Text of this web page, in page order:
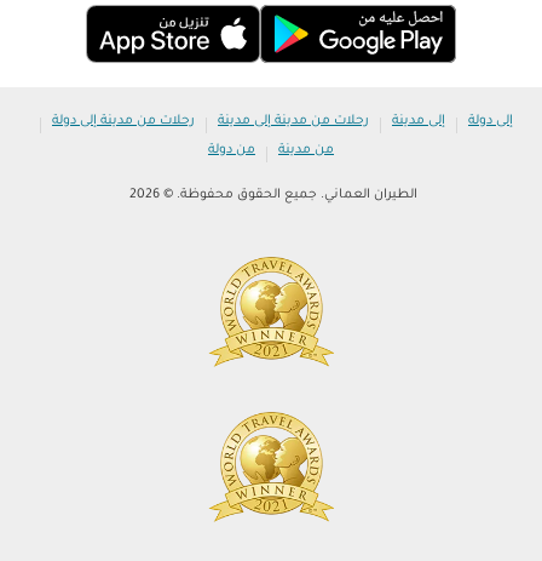
إلى دولة | إلى مدينة | رحلات من مدينة إلى مدينة | رحلات من مدينة إلى دولة |
من مدينة | من دولة
الطيران العماني. جميع الحقوق محفوظة. © 2026